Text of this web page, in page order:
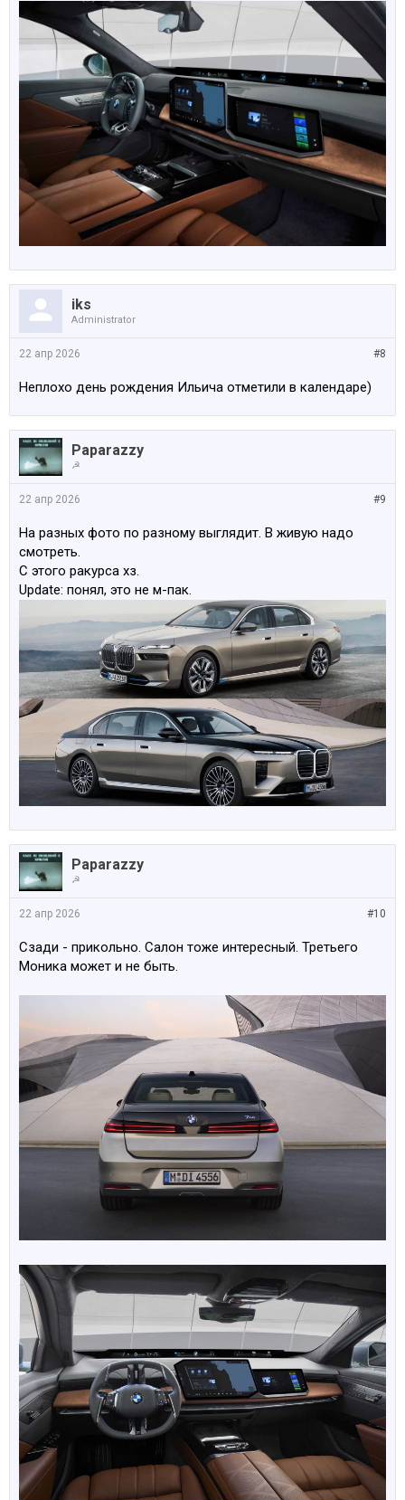
iks
Administrator
#8
22 апр 2026
Неплохо день рождения Ильича отметили в календаре)
Paparazzy
☭
#9
22 апр 2026
На разных фото по разному выглядит. В живую надо
смотреть.
С этого ракурса хз.
Update: понял, это не м-пак.
Paparazzy
☭
#10
22 апр 2026
Сзади - прикольно. Салон тоже интересный. Третьего
Моника может и не быть.